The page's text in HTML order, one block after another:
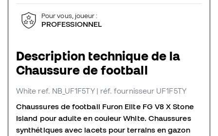
Pour vous, joueur :
PROFESSIONNEL
Description technique de la
Chaussure de football
White ref. NB_UF1F5TY | réf. fournisseur UF1F5TY
Chaussures de football Furon Elite FG V8 X Stone
Island pour adulte en couleur White. Chaussures
synthétiques avec lacets pour terrains en gazon